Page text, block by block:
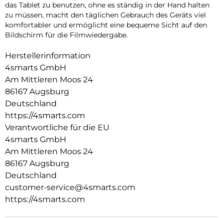
das Tablet zu benutzen, ohne es ständig in der Hand halten
zu müssen, macht den täglichen Gebrauch des Geräts viel
komfortabler und ermöglicht eine bequeme Sicht auf den
Bildschirm für die Filmwiedergabe.
Herstellerinformation
4smarts GmbH
Am Mittleren Moos 24
86167 Augsburg
Deutschland
https://4smarts.com
Verantwortliche für die EU
4smarts GmbH
Am Mittleren Moos 24
86167 Augsburg
Deutschland
customer-service@4smarts.com
https://4smarts.com